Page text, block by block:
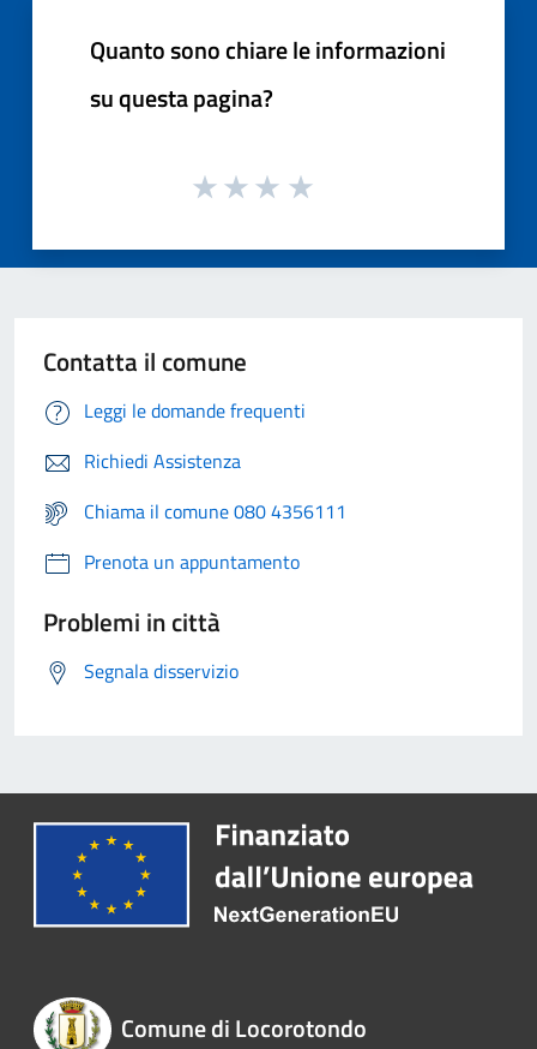
Quanto sono chiare le informazioni
su questa pagina?
Contatta il comune
Leggi le domande frequenti
Richiedi Assistenza
Chiama il comune 080 4356111
Prenota un appuntamento
Problemi in città
Segnala disservizio
Comune di Locorotondo